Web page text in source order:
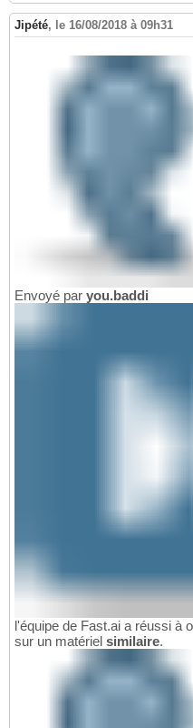
Jipété, le 16/08/2018 à 09h31
Envoyé par you.baddi
l'équipe de Fast.ai a réussi à
sur un matériel similaire.